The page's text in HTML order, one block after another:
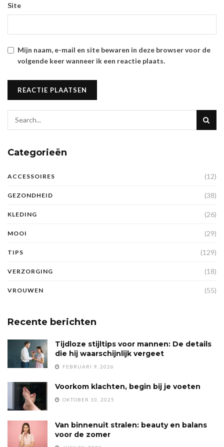
Site
Mijn naam, e-mail en site bewaren in deze browser voor de
volgende keer wanneer ik een reactie plaats.
Categorieën
ACCESSOIRES (12)
GEZONDHEID (38)
KLEDING (26)
MOOI (29)
TIPS (129)
VERZORGING (18)
VROUWEN (55)
Recente berichten
Tijdloze stijltips voor mannen: De details
die hij waarschijnlijk vergeet
FEBRUARI 9, 2026
Voorkom klachten, begin bij je voeten
OKTOBER 10, 2025
Van binnenuit stralen: beauty en balans
voor de zomer